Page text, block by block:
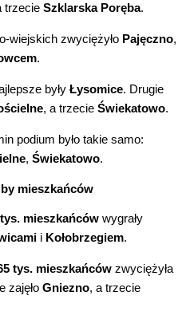
trzecie Szklarska Poręba.
wiejskich zwyciężyło Pajęczno,
.
były Łysomice. Drugie
, a trzecie Świekatowo.
podium było takie samo:
, Świekatowo.
mieszkańców
mieszkańców wygrały
i Kołobrzegiem.
tys. mieszkańców zwyciężyła
zajęło Gniezno, a trzecie